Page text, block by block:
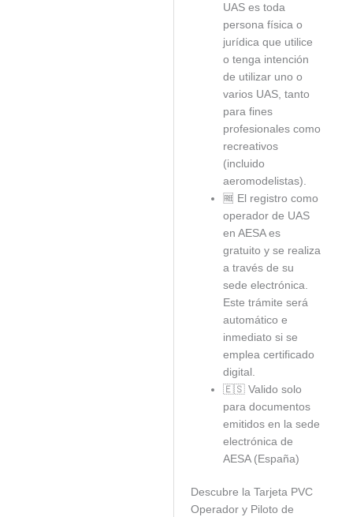
UAS es toda
persona física o
jurídica que utilice
o tenga intención
de utilizar uno o
varios UAS, tanto
para fines
profesionales como
recreativos
(incluido
aeromodelistas).
🆓 El registro como
operador de UAS
en AESA es
gratuito y se realiza
a través de su
sede electrónica.
Este trámite será
automático e
inmediato si se
emplea certificado
digital.
🇪🇸 Valido solo
para documentos
emitidos en la sede
electrónica de
AESA (España)
Descubre la Tarjeta PVC
Operador y Piloto de